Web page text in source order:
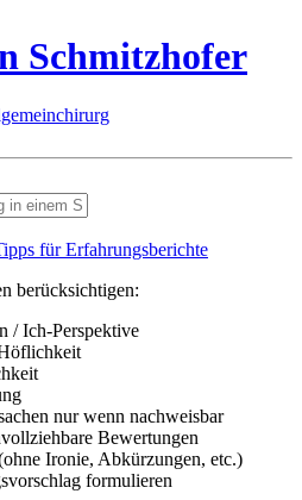
Schmitzhofer
für Erfahrungsberichte
berücksichtigen:
/ Ich-Perspektive
nur wenn nachweisbar
Bewertungen
Ironie, Abkürzungen, etc.)
formulieren